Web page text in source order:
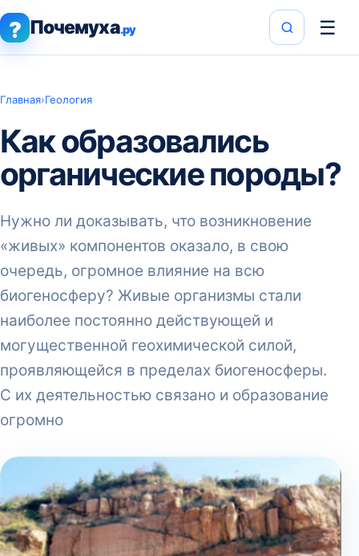
? Почемуха.ру ☰
Главная›Геология
Как образовались
органические породы?
Нужно ли доказывать, что возникновение
«живых» компонентов оказало, в свою
очередь, огромное влияние на всю
биогеносферу? Живые организмы стали
наиболее постоянно действующей и
могущественной геохимической силой,
проявляющейся в пределах биогеносферы.
С их деятельностью связано и образование
огромно